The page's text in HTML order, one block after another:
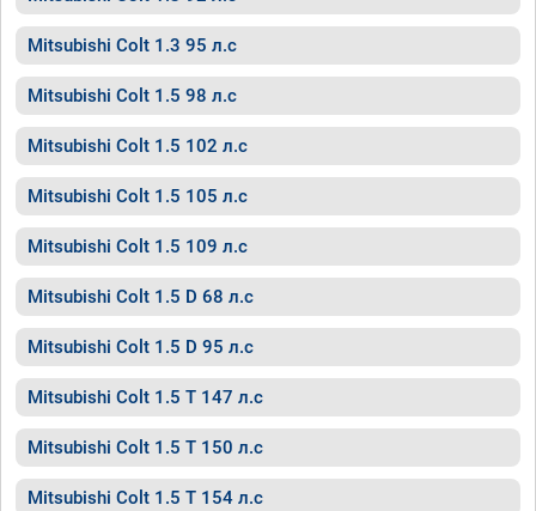
Mitsubishi Colt 1.3 95 л.с
Mitsubishi Colt 1.5 98 л.с
Mitsubishi Colt 1.5 102 л.с
Mitsubishi Colt 1.5 105 л.с
Mitsubishi Colt 1.5 109 л.с
Mitsubishi Colt 1.5 D 68 л.с
Mitsubishi Colt 1.5 D 95 л.с
Mitsubishi Colt 1.5 T 147 л.с
Mitsubishi Colt 1.5 T 150 л.с
Mitsubishi Colt 1.5 T 154 л.с